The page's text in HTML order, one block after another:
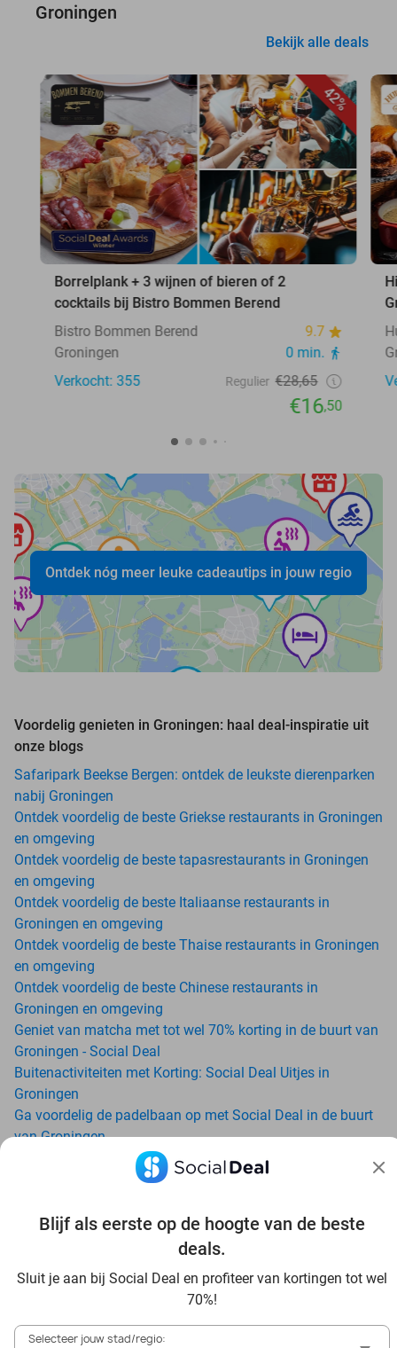
Blijf als eerste op de hoogte van de beste
deals.
Sluit je aan bij Social Deal en profiteer van kortingen tot wel
70%!
Selecteer jouw stad/regio:
Groningen
Bekijk alle deals
42%
Borrelplank + 3 wijnen of bieren of 2
cocktails bij Bistro Bommen Berend
Bistro Bommen Berend
9.7
Groningen
0 min.
Verkocht: 355
Regulier €28,65
€16,50
Ontdek nóg meer leuke cadeautips in jouw regio
Voordelig genieten in Groningen: haal deal-inspiratie uit
onze blogs
Safaripark Beekse Bergen: ontdek de leukste dierenparken
nabij Groningen
Ontdek voordelig de beste Griekse restaurants in Groningen
en omgeving
Ontdek voordelig de beste tapasrestaurants in Groningen
en omgeving
Ontdek voordelig de beste Italiaanse restaurants in
Groningen en omgeving
Ontdek voordelig de beste Thaise restaurants in Groningen
en omgeving
Ontdek voordelig de beste Chinese restaurants in
Groningen en omgeving
Geniet van matcha met tot wel 70% korting in de buurt van
Groningen - Social Deal
Buitenactiviteiten met Korting: Social Deal Uitjes in
Groningen
Ga voordelig de padelbaan op met Social Deal in de buurt
van Groningen
Geniet van je vakantie in Groningen in Nederland met
Ervaar de kwaliteit van het Van der Valk hotel in Groningen
Groningen
Ervaar de warme sfeer van het Douwe Egberts Café
Met hoge korting naar de zonnebank in Groningen